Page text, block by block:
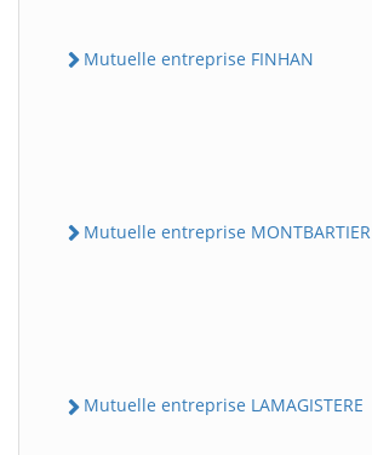
Mutuelle entreprise FINHAN
Mutuelle entreprise MONTBARTIER
Mutuelle entreprise LAMAGISTERE